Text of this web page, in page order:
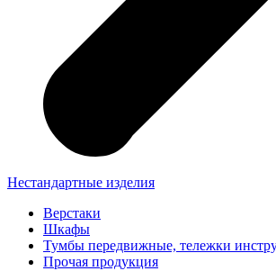
Нестандартные изделия
Верстаки
Шкафы
Тумбы передвижные, тележки
Прочая продукция